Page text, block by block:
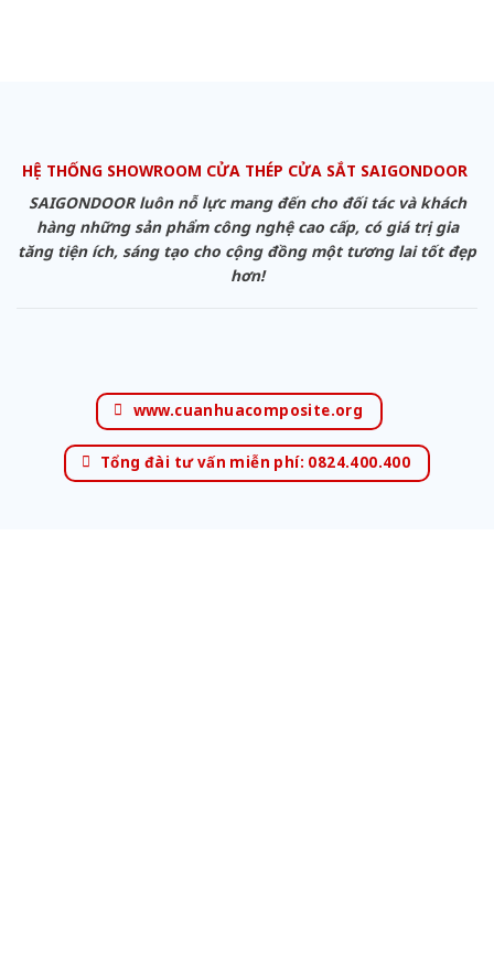
HỆ THỐNG SHOWROOM CỬA THÉP CỬA SẮT SAIGONDOOR
SAIGONDOOR luôn nỗ lực mang đến cho đối tác và khách
hàng những sản phẩm công nghệ cao cấp, có giá trị gia
tăng tiện ích, sáng tạo cho cộng đồng một tương lai tốt đẹp
hơn!
www.cuanhuacomposite.org
Tổng đài tư vấn miễn phí: 0824.400.400